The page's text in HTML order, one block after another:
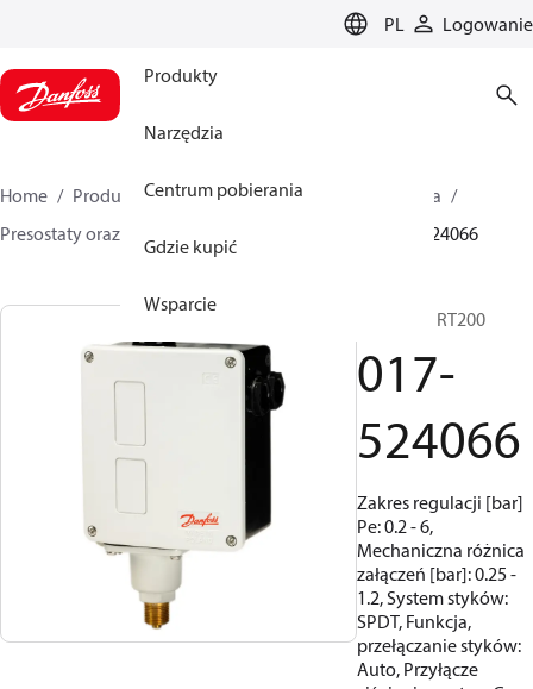
PL Logowanie
Produkty
Narzędzia
Centrum pobierania
Gdzie kupić
Wsparcie
Home Produkty
Climate Solutions dla chłodnictwa
Presostaty oraz termostaty
017-524066
Presostat, RT200
017-
524066
Zakres regulacji [bar]
Pe: 0.2 - 6,
Mechaniczna różnica
załączeń [bar]: 0.25 -
1.2, System styków:
SPDT, Funkcja,
przełączanie styków:
Auto, Przyłącze